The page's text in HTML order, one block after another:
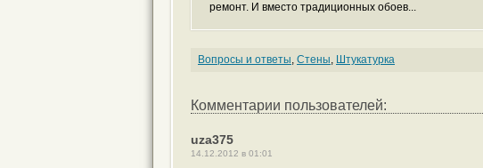
ремонт. И вместо традиционных обоев...
Вопросы и ответы, Стены, Штукатурка
Комментарии пользователей:
uza375
14.12.2012 в 01:01